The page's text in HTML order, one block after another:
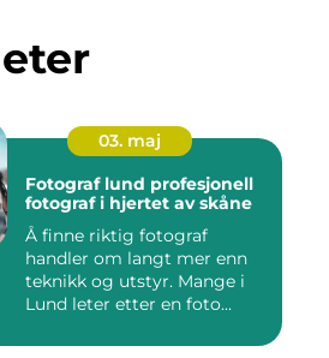
03. maj
Fotograf lund profesjonell
fotograf i hjertet av skåne
Å finne riktig fotograf
handler om langt mer enn
teknikk og utstyr. Mange i
Lund leter etter en foto...